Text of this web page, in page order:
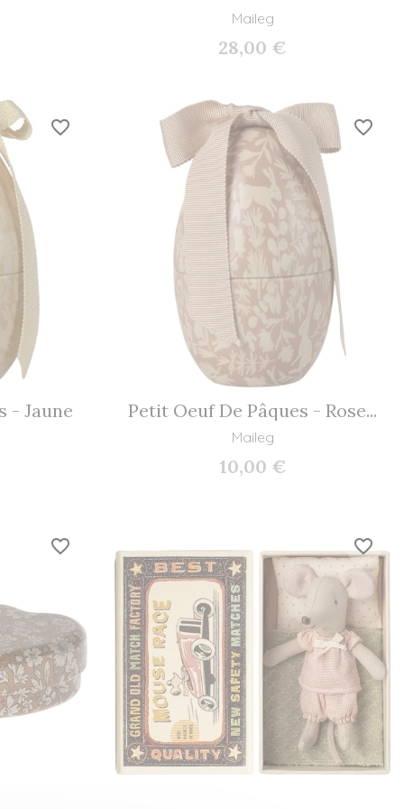
Maileg
28,00 €
- Jaune
favorite_border
Petit Oeuf De Pâques - Rose...
Maileg
10,00 €
favorite_border
favorite_border favorite_border